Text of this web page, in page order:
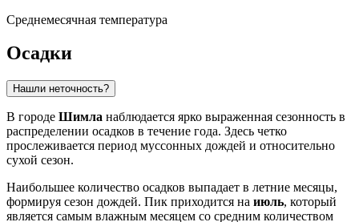
Среднемесячная температура
Осадки
Нашли неточность?
В городе Шимла наблюдается ярко выраженная сезонность в
распределении осадков в течение года. Здесь четко
прослеживается период муссонных дождей и относительно
сухой сезон.
Наибольшее количество осадков выпадает в летние месяцы,
формируя сезон дождей. Пик приходится на июль, который
является самым влажным месяцем со средним количеством